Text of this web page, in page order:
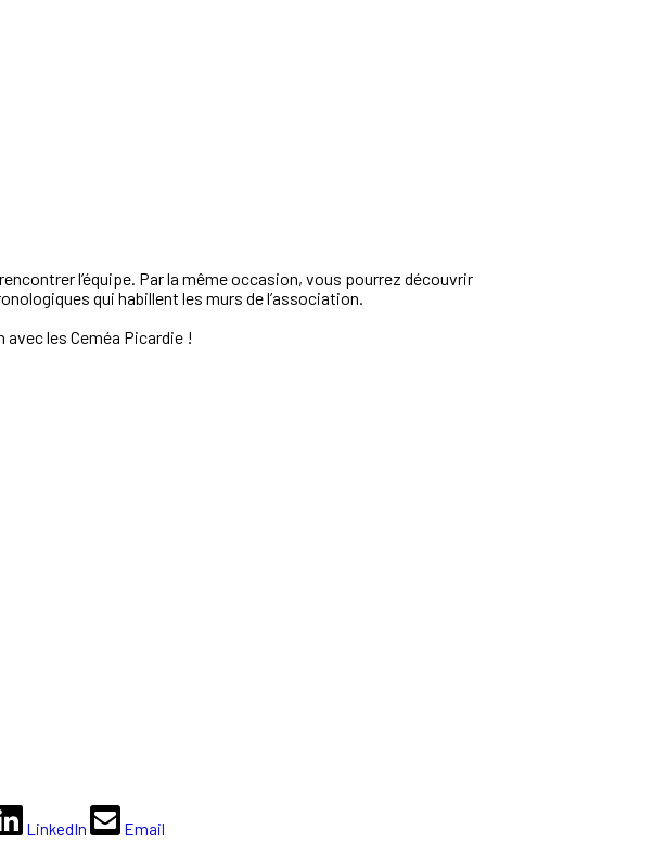
l’équipe. Par la même occasion, vous pourrez découvrir
qui habillent les murs de l’association.
les Ceméa Picardie !
LinkedIn Email